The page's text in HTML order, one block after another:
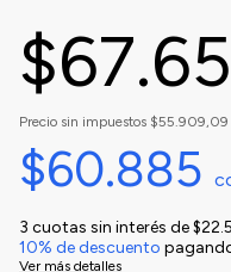
Precio sin impuestos $55.909,09
$60.885
3 cuotas sin interés de
10% de descuento
Ver más detalles